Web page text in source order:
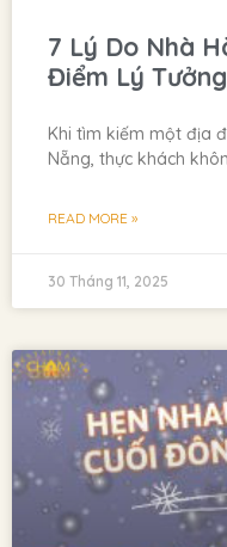
7 Lý Do Nhà
Điểm Lý
Khi tìm kiếm một địa
Nẵng, thực khách
READ MORE »
30 Tháng 11, 2025